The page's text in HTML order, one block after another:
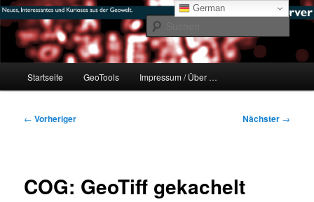
Zum
primären
Inhalt
springen#geoObserver
mikeE's GeoBlog
Startseite GeoTools Impressum / Über …
Beitragsnavigation
← Vorheriger Nächster →
COG: GeoTiff gekachelt
German